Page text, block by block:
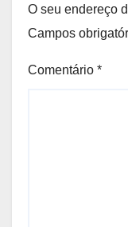
O seu endereço
Campos
Comentário *